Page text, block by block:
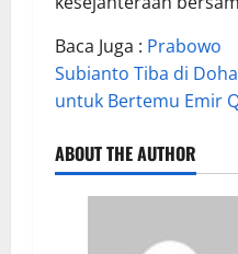
Baca Juga : Prabowo
Subianto Tiba di Doha
untuk Bertemu Emir
ABOUT THE AUTHOR